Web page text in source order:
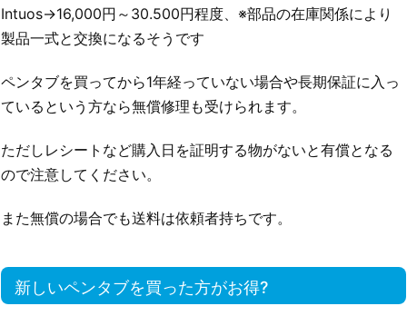
Intuos→16,000円～30.500円程度、※部品の在庫関係により
製品一式と交換になるそうです
ペンタブを買ってから1年経っていない場合や長期保証に入っ
ているという方なら無償修理も受けられます。
ただしレシートなど購入日を証明する物がないと有償となる
ので注意してください。
また無償の場合でも送料は依頼者持ちです。
新しいペンタブを買った方がお得?